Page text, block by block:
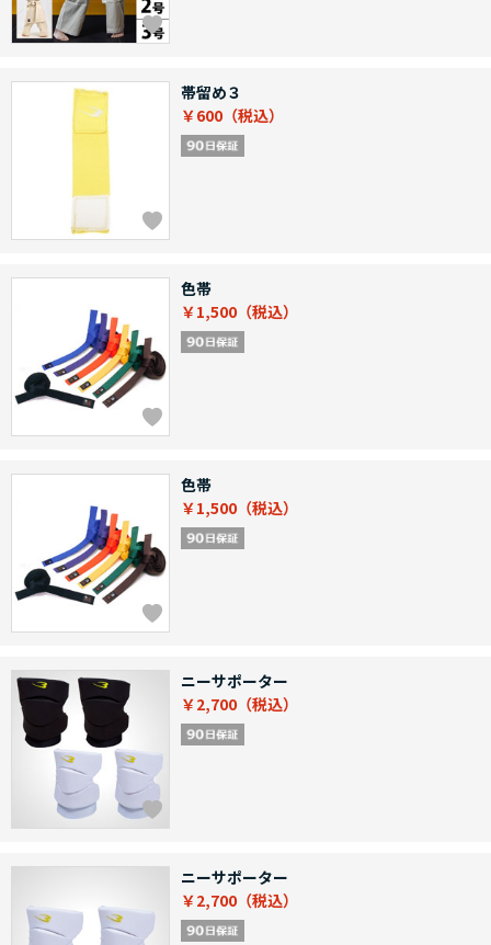
帯留め３
￥600
色帯
￥1,500
色帯
￥1,500
ニーサポーター
￥2,700
ニーサポーター
￥2,700